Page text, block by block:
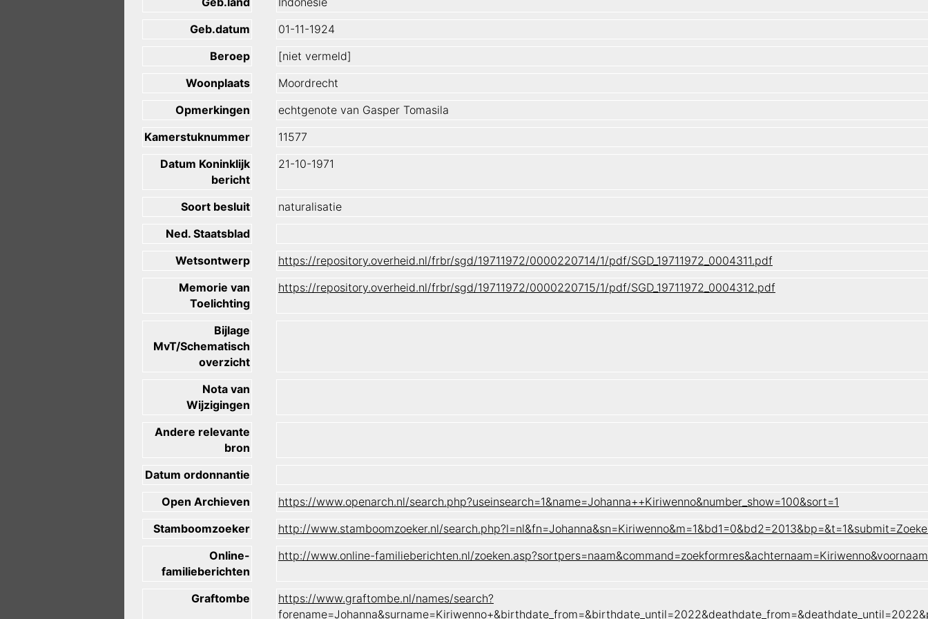
Geb.datum
01-11-1924
Beroep
[niet vermeld]
Woonplaats
Moordrecht
Opmerkingen
echtgenote van Gasper Tomasila
Kamerstuknummer
11577
Datum Koninklijk
bericht
21-10-1971
Soort besluit
naturalisatie
Ned. Staatsblad
Wetsontwerp
https://repository.overheid.nl/frbr/sgd/19711972/0000220714/1/pdf/SGD_19711972_0004311.pdf
Memorie van
Toelichting
https://repository.overheid.nl/frbr/sgd/19711972/0000220715/1/pdf/SGD_19711972_0004312.pdf
Bijlage
MvT/Schematisch
overzicht
Nota van
Wijzigingen
Andere relevante
bron
Datum ordonnantie
Open Archieven
https://www.openarch.nl/search.php?useinsearch=1&name=Johanna++Kiriwenno&number_show=100&sort=1
Stamboomzoeker
http://www.stamboomzoeker.nl/
Online-
familieberichten
http://www.online-familieberichten.nl/
Graftombe
https://www.graftombe.nl/names/search?